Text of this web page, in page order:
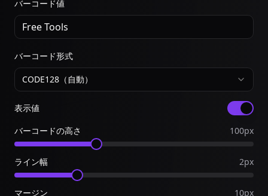
バーコード値
バーコード形式
CODE128（自動）
表示値
バーコードの高さ
100px
ライン幅 2px
マージン 10px